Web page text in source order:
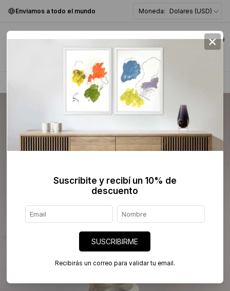
Enviamos a todo el mundo Moneda: Dolares (USD)
0
×
Suscribite y recibí un 10% de
descuento
SUSCRIBIRME
Recibirás un correo para validar tu email.